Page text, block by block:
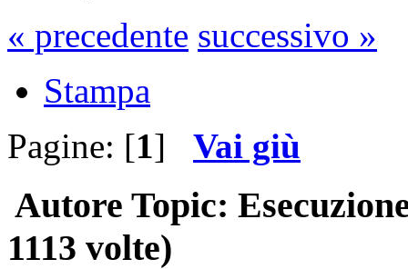
« precedente successivo »
Stampa
Pagine: [1] Vai giù
Autore Topic:
1113 volte)